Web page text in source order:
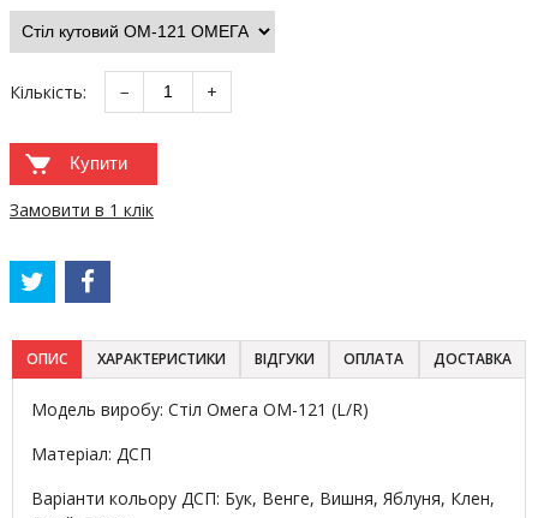
Кількість: − +
Купити
Замовити в 1 клік
ОПИС ХАРАКТЕРИСТИКИ ВІДГУКИ ОПЛАТА ДОСТАВКА
Модель виробу: Стіл Омега ОМ-121 (L/R)
Матеріал: ДСП
Варіанти кольору ДСП: Бук, Венге, Вишня, Яблуня, Клен,